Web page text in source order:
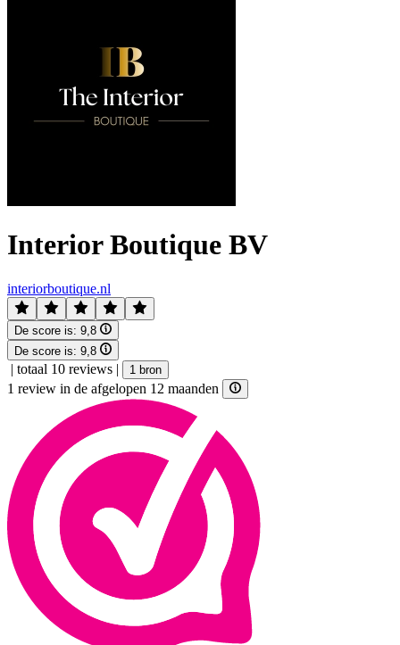
Interior Boutique BV
interiorboutique.nl
De score is: 9,8
De score is: 9,8
| totaal 10 reviews | 1 bron
1 review in de afgelopen 12 maanden